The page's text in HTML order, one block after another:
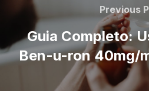
de
artigos
Previous
Guia Completo:
Ben-u-ron 40mg/